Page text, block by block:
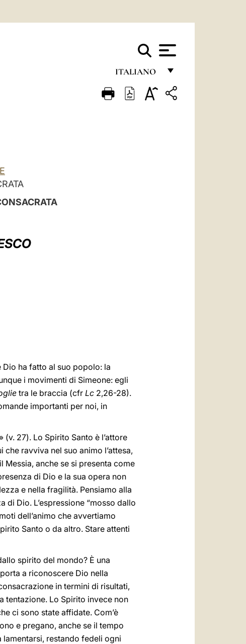
ITALIANO
FRANÇAIS
ha fatto al suo popolo: la
i movimenti di Simeone: egli
tra le braccia (cfr Lc 2,26-28).
importanti per noi, in
27). Lo Spirito Santo è l’attore
ravviva nel suo animo l’attesa,
anche se si presenta come
di Dio e la sua opera non
e nella fragilità. Pensiamo alla
di Dio. L’espressione “mosso dallo
dell’animo che avvertiamo
Santo o da altro. Stare attenti
spirito del mondo? È una
a riconoscere Dio nella
in termini di risultati,
tentazione. Lo Spirito invece non
ci sono state affidate. Com’è
e pregano, anche se il tempo
lamentarsi, restando fedeli ogni